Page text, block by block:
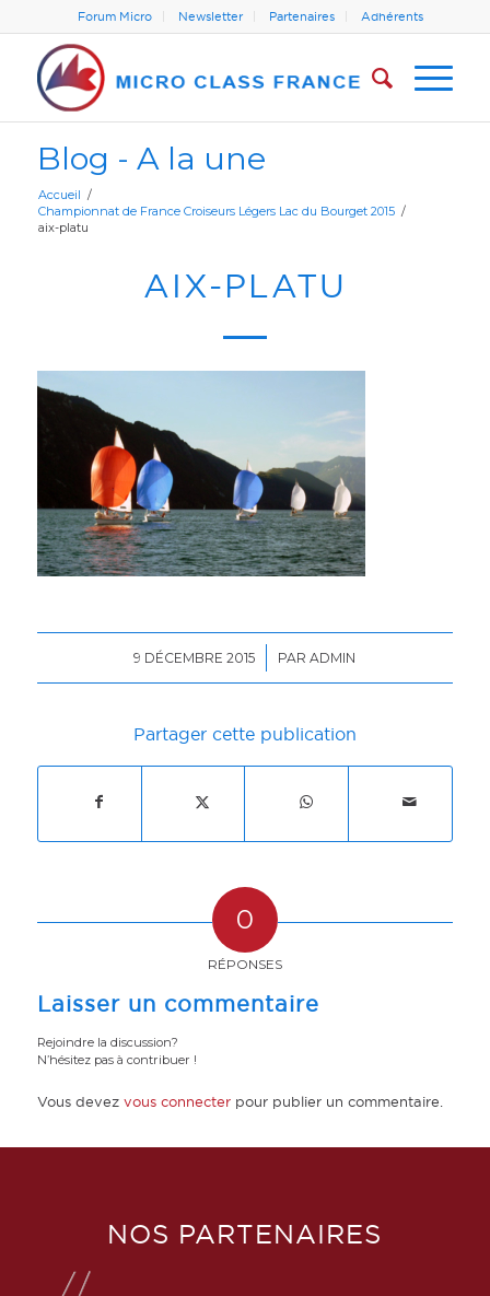
Forum Micro Newsletter Partenaires Adhérents
Blog - A la une
Accueil /
Championnat de France Croiseurs Légers Lac du Bourget 2015 /
aix-platu
AIX-PLATU
9 DÉCEMBRE 2015
/ PARADMIN
Partager cette publication
0
RÉPONSES
Laisser un commentaire
Rejoindre la discussion?
N’hésitez pas à contribuer !
Vous devez vous connecterpour publier un commentaire.
NOS PARTENAIRES